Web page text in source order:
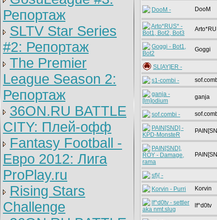
Репортаж
SLTV Star Series
#2: Репортаж
The Premier
League Season 2:
Репортаж
36ON.RU BATTLE
CITY: Плей-офф
Fantasy Football -
Евро 2012: Лига
ProPlay.ru
Rising Stars
Challenge
DooM - DooM
Arto*RUS* -
Bot1, Bot2, Bot3
Goggi - Bot1,
Bot2
Goggi
SL[AY]ER -
s1-combi -
ganja -
[lm]odium
ganja
sof.combi -
PAIN[SND] -
KPD-MonsteR
PAIN[SND],
ROY - Damage,
rama
sf}{ -
Korvin - Purri
Korvin
lf^d0tv - settler
aka nmt.slug
lf^d0tv